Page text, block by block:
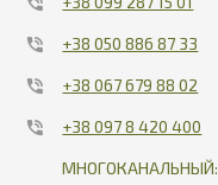
+38 050 886 87 33
+38 067 679 88 02
+38 097 8 420 400
МНОГОКАНАЛЬНЫЙ: